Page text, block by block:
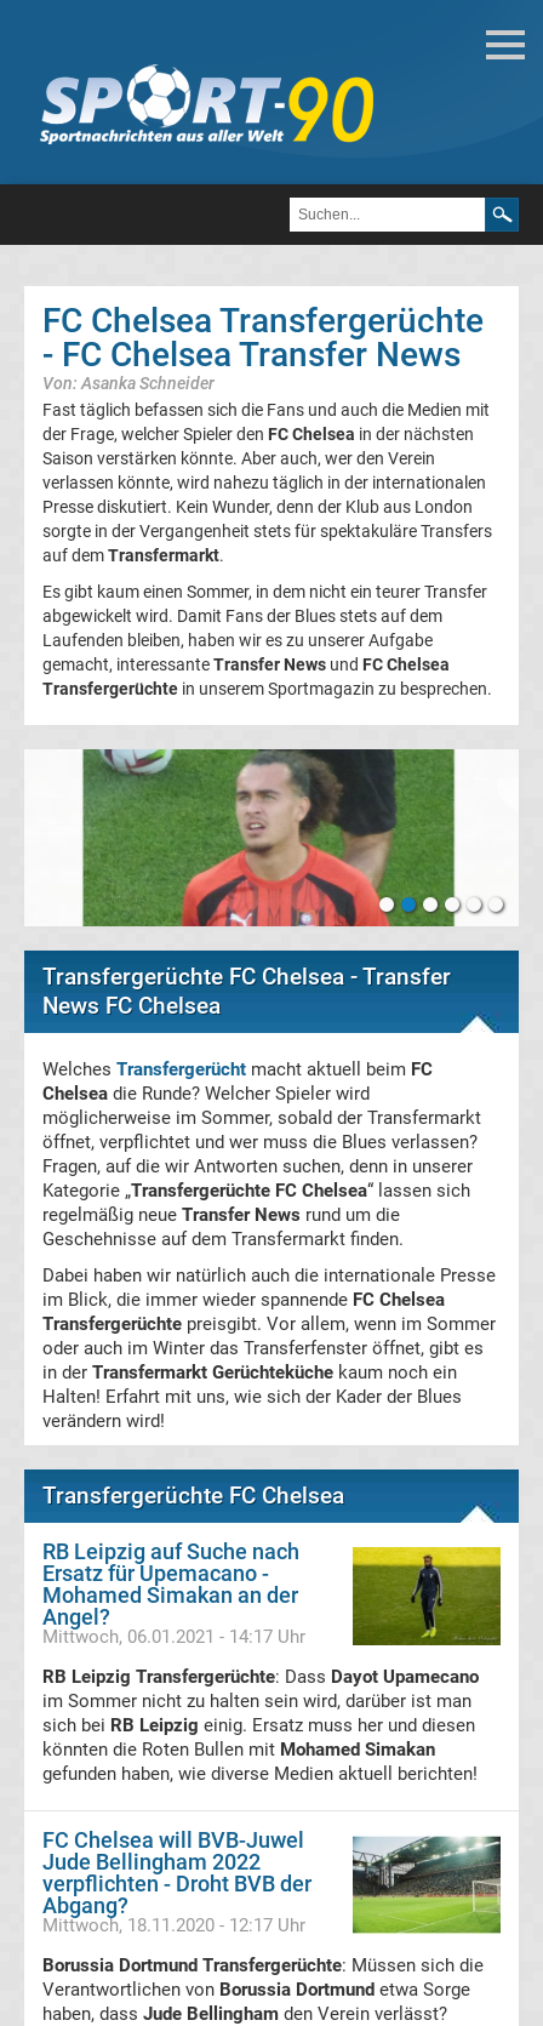
Transfergerüchte
FC
Chelsea
Transfergerüchte
Transfergerüchte
Transfergerüchte
Deutschland
Transfergerüchte
England
Transfergerüchte
Italien
Transfergerüchte
Bundesliga
Tabelle
Bundesliga
2.
Liga
Ergebnisse
3.
Liga
Ergebnisse
Liga
Tabelle
DFB-
Pokal
Ergebnisse
League
Champions
FC Chelsea Transfergerüchte
- FC Chelsea Transfer News
Von: Asanka Schneider
Fast täglich befassen sich die Fans und auch die Medien mit
der Frage, welcher Spieler den FC Chelsea in der nächsten
Saison verstärken könnte. Aber auch, wer den Verein
verlassen könnte, wird nahezu täglich in der internationalen
Presse diskutiert. Kein Wunder, denn der Klub aus London
sorgte in der Vergangenheit stets für spektakuläre Transfers
auf demTransfermarkt.
Es gibt kaum einen Sommer, in dem nicht ein teurer Transfer
abgewickelt wird. Damit Fans der Blues stets auf dem
Laufenden bleiben, haben wir es zu unserer Aufgabe
gemacht, interessanteTransfer News und FC Chelsea
Transfergerüchte in unserem Sportmagazin zu besprechen.
Transfergerüchte FC Chelsea - Transfer
News FC Chelsea
Welches Transfergerücht macht aktuell beim FC
Chelsea die Runde? Welcher Spieler wird
möglicherweise im Sommer, sobald der Transfermarkt
öffnet, verpflichtet und wer muss die Blues verlassen?
Fragen, auf die wir Antworten suchen, denn in unserer
Kategorie „Transfergerüchte FC Chelsea“ lassen sich
regelmäßig neue Transfer News rund um die
Geschehnisse auf dem Transfermarkt finden.
Dabei haben wir natürlich auch die internationale Presse
im Blick, die immer wieder spannende FC Chelsea
Transfergerüchte preisgibt. Vor allem, wenn im Sommer
oder auch im Winter das Transferfenster öffnet, gibt es
in der Transfermarkt Gerüchteküche kaum noch ein
Halten! Erfahrt mit uns, wie sich der Kader der Blues
verändern wird!
Transfergerüchte FC Chelsea
RB Leipzig auf Suche nach
Ersatz für Upemacano -
Mohamed Simakan an der
Angel?
Mittwoch, 06.01.2021 - 14:17 Uhr
RB Leipzig Transfergerüchte: Dass Dayot Upamecano
im Sommer nicht zu halten sein wird, darüber ist man
sich bei RB Leipzig einig. Ersatz muss her und diesen
könnten die Roten Bullen mit Mohamed Simakan
gefunden haben, wie diverse Medien aktuell berichten!
FC Chelsea will BVB-Juwel
Jude Bellingham 2022
verpflichten - Droht BVB der
Abgang?
Mittwoch, 18.11.2020 - 12:17 Uhr
Borussia Dortmund Transfergerüchte: Müssen sich die
Verantwortlichen von Borussia Dortmund etwa Sorge
haben, dass Jude Bellingham den Verein verlässt?